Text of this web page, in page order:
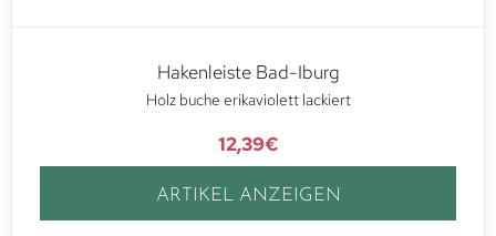
Hakenleiste Bad-Iburg
Holz buche erikaviolett lackiert
12,39€
ARTIKEL ANZEIGEN